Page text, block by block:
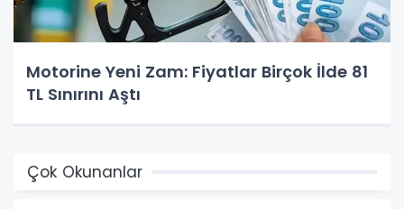
Motorine Yeni Zam: Fiyatlar Birçok İlde 81
TL Sınırını Aştı
Çok Okunanlar